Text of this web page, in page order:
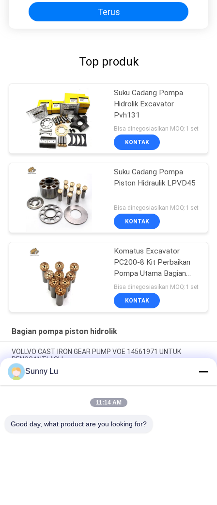
Terus
Top produk
Suku Cadang Pompa
Hidrolik Excavator
Pvh131
Bisa dinegosiasikan MOQ:1 set
KONTAK
Suku Cadang Pompa
Piston Hidraulik LPVD45
Bisa dinegosiasikan MOQ:1 set
KONTAK
Komatus Excavator
PC200-8 Kit Perbaikan
Pompa Utama Bagian
Pompa Hidraulik Pompa
Piston Layanan
Perbaikan Pemeliharaan
Bisa dinegosiasikan MOQ:1 set
KONTAK
Bagian pompa piston hidrolik
VOLLVO CAST IRON GEAR PUMP VOE 14561971 UNTUK
PENGGANTI ASLI
VOLLVO CAST IRON GEAR PUMP VOE 14537295 UNTUK
PENGGANTI ASLI
VOLLVO CAST IRON GEAR PUMP VOE 14782798 UNTUK
Sunny Lu
11:14 AM
Good day, what product are you looking for?